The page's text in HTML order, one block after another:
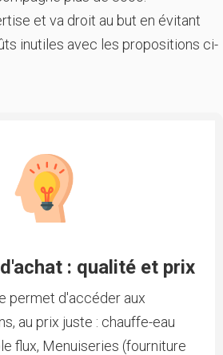
et va droit au but en évitant
inutiles avec les propositions ci-
: qualité et prix
permet d'accéder aux
au prix juste : chauffe-eau
flux, Menuiseries (fourniture